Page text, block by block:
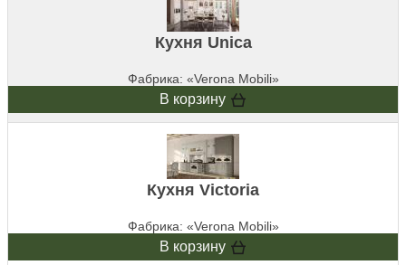
Кухня Unica
Фабрика: «Verona Mobili»
В корзину
Кухня Victoria
Фабрика: «Verona Mobili»
В корзину